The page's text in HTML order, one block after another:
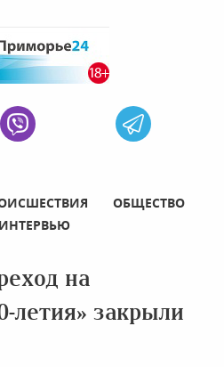
ОБЩЕСТВО
ИНТЕРВЬЮ
на
летия» закрыли